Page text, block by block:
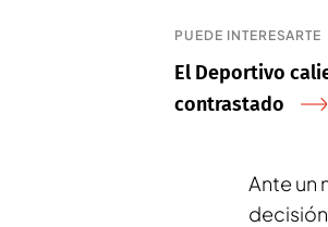
PUEDE INTERESARTE
El Deportivo
contrastado
Ante un